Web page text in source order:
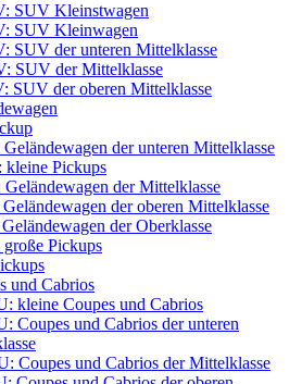
SUV Kleinstwagen
SUV Kleinwagen
SUV der unteren Mittelklasse
SUV der Mittelklasse
SUV der oberen Mittelklasse
der unteren Mittelklasse
kleine Pickups
der Mittelklasse
der oberen Mittelklasse
der Oberklasse
Pickups
und Cabrios
kleine Coupes und Cabrios
Coupes und Cabrios der unteren
Coupes und Cabrios der Mittelklasse